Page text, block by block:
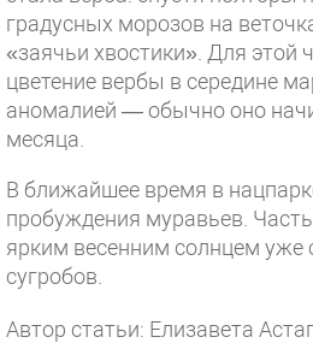
градусных морозов на
«заячьи хвостики». Для этой
цветение вербы в середине
аномалией — обычно оно
месяца.
В ближайшее время в
пробуждения муравьев.
ярким весенним солнцем уже
сугробов.
Автор статьи: Елизавета